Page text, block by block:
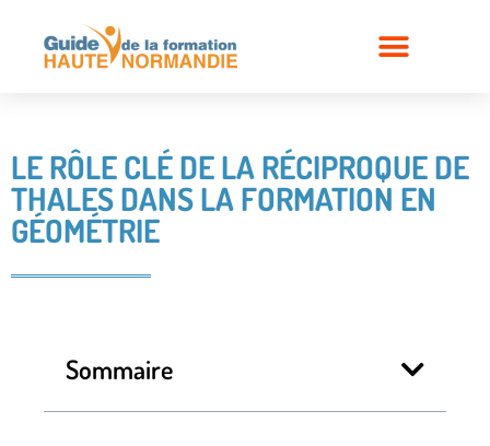
LE RÔLE CLÉ DE LA RÉCIPROQUE DE
THALES DANS LA FORMATION EN
GÉOMÉTRIE
Sommaire